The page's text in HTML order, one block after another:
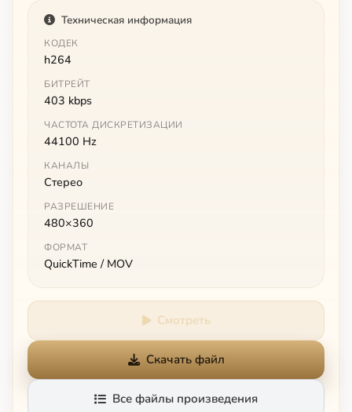
Техническая информация
КОДЕК
h264
БИТРЕЙТ
403 kbps
ЧАСТОТА ДИСКРЕТИЗАЦИИ
44100 Hz
КАНАЛЫ
Стерео
РАЗРЕШЕНИЕ
480×360
ФОРМАТ
QuickTime / MOV
Смотреть
Скачать файл
Все файлы произведения